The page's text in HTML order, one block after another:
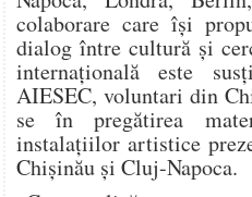
colaborare care își
dialog între cultură și
internațională este
AIESEC, voluntari din
se în pregătirea
instalațiilor artistice
Chișinău și Cluj-Napoca.